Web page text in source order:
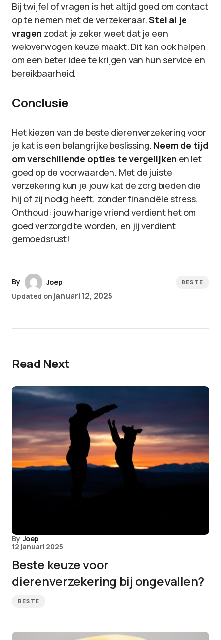
Bij twijfel of vragen is het altijd goed om contact
op te nemen met de verzekeraar.Stel al je
vragen zodat je zeker weet dat je een
weloverwogen keuze maakt. Dit kan ook helpen
om een beter idee te krijgen van hun service en
bereikbaarheid.
Conclusie
Het kiezen van de beste dierenverzekering voor
je kat is een belangrijke beslissing. Neem de tijd
om verschillende opties te vergelijken en let
goed op de voorwaarden. Met de juiste
verzekering kun je jouw kat de zorg bieden die
hij of zij nodig heeft, zonder financiële stress.
Onthoud: jouw harige vriend verdient het om
goed verzorgd te worden, en jij verdient
gemoedsrust!
By
Joep
Updated on januari 12, 2025
BESTE
Read Next
By Joep
12 januari 2025
Beste keuze voor
dierenverzekering bij ongevallen?
BESTE